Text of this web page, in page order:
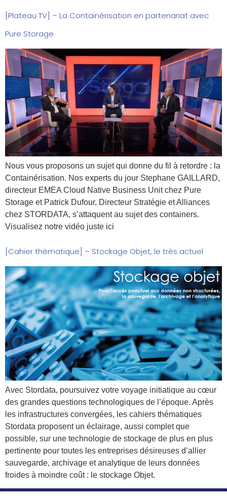
[Plateau TV] – La Containérisation en partenariat avec
Pure Storage
Nous vous proposons un sujet qui donne du fil à retordre : la
Containérisation. Nos experts du jour Stephane GAILLARD,
directeur EMEA Cloud Native Business Unit chez Pure
Storage et Patrick Dufour, Directeur Stratégie et Alliances
chez STORDATA, s’attaquent au sujet des containers.
Visualisez notre vidéo juste ici
[Cahier thématique] – Stockage Objet, le très actuel
Avec Stordata, poursuivez votre voyage initiatique au cœur
des grandes questions technologiques de l’époque. Après
les infrastructures convergées, les cahiers thématiques
Stordata proposent un éclairage, aussi complet que
possible, sur une technologie de stockage de plus en plus
pertinente pour toutes les entreprises désireuses d’allier
sauvegarde, archivage et analytique de leurs données
froides à moindre coût : le stockage Objet.